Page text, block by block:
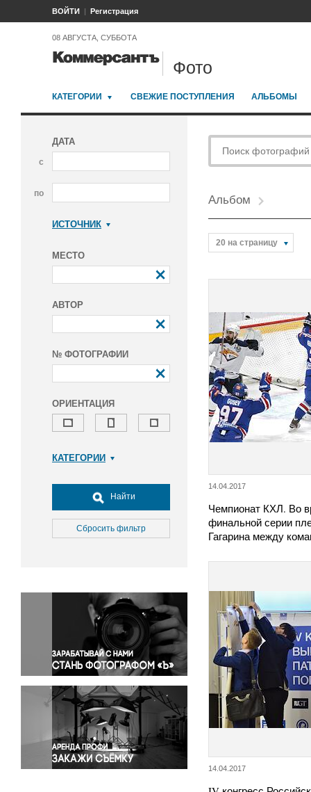
ВОЙТИ Регистрация
08 АВГУСТА, СУББОТА
Фото
КАТЕГОРИИ СВЕЖИЕ ПОСТУПЛЕНИЯ АЛЬБОМЫ
ДАТА
с
по
ИСТОЧНИК
МЕСТО
АВТОР
№ ФОТОГРАФИИ
ОРИЕНТАЦИЯ
КАТЕГОРИИ
Досуг, туризм и отдых
Культура
Медицина
Окружающая среда
Политика
Правосудие
Происшествия и конфликты
Религия
Светская жизнь
Спорт
Экология
Экономика и бизнес
Найти
Сбросить фильтр
Альбом
20 на страницу
14.04.2017
Чемпионат КХЛ. Во
финальной серии
Гагарина между
14.04.2017